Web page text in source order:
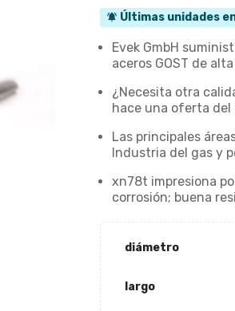
notifications_active Últimas unidades
Evek GmbH
aceros GOST de
¿Necesita otra
hace una oferta del
Las principales
Industria del gas y
xn78t impresiona
corrosión; buena
diámetro
largo